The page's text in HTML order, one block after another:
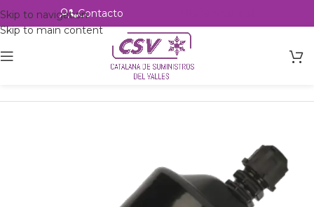
Skip to navigation
Skip to main content
Contacto
Refrigeración Filtros Danfoss